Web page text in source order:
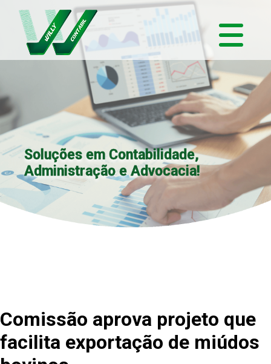
Soluções em Contabilidade,
Administração e Advocacia!
Comissão aprova projeto que
facilita exportação de miúdos